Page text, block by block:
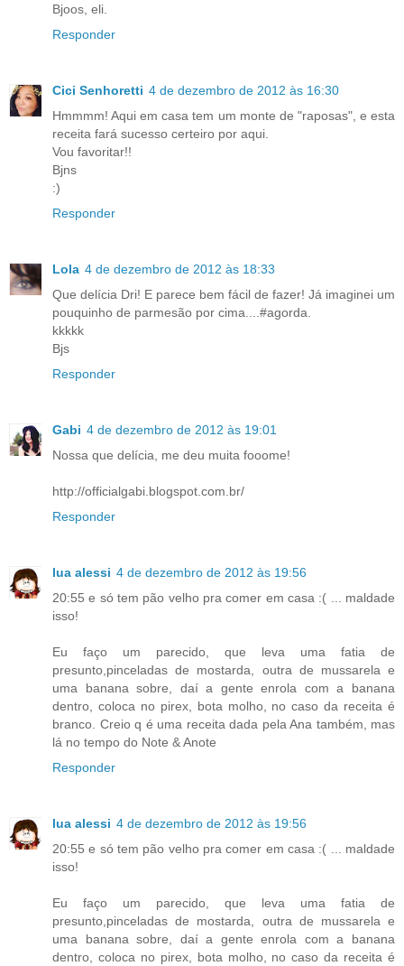
Bjoos, eli.
Responder
Cici Senhoretti 4 de dezembro de 2012 às 16:30
Hmmmm! Aqui em casa tem um monte de "raposas", e esta
receita fará sucesso certeiro por aqui.
Vou favoritar!!
Bjns
:)
Responder
Lola 4 de dezembro de 2012 às 18:33
Que delícia Dri! E parece bem fácil de fazer! Já imaginei um
pouquinho de parmesão por cima....#agorda.
kkkkk
Bjs
Responder
Gabi 4 de dezembro de 2012 às 19:01
Nossa que delícia, me deu muita fooome!
http://officialgabi.blogspot.com.br/
Responder
lua alessi 4 de dezembro de 2012 às 19:56
20:55 e só tem pão velho pra comer em casa :( ... maldade
isso!
Eu faço um parecido, que leva uma fatia de
presunto,pinceladas de mostarda, outra de mussarela e
uma banana sobre, daí a gente enrola com a banana
dentro, coloca no pirex, bota molho, no caso da receita é
branco. Creio q é uma receita dada pela Ana também, mas
lá no tempo do Note & Anote
Responder
lua alessi 4 de dezembro de 2012 às 19:56
20:55 e só tem pão velho pra comer em casa :( ... maldade
isso!
Eu faço um parecido, que leva uma fatia de
presunto,pinceladas de mostarda, outra de mussarela e
uma banana sobre, daí a gente enrola com a banana
dentro, coloca no pirex, bota molho, no caso da receita é